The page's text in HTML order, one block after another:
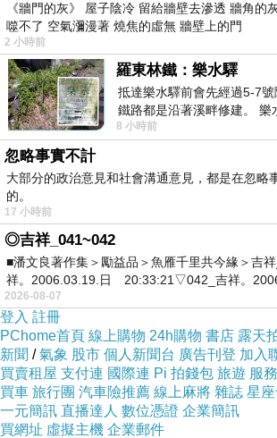
女孩天真的迷戀
德古拉嗜血而致命的永遠
她們到最後會懂的
不值得為了誰賠上一生
哪怕外面的夜晚 很冷
也比傷心更可以 容忍
彎彎的月光 照著維多利亞港
一個人的煙花 依然盛大而輝煌
世界地圖上
會有不期而遇的幸福
愛絕無冷場
彎彎的月光 照著人面獅身像
一個人的眺望 沒有了他更寬廣
《牆門的灰》 屋子陰冷 留給牆壁去滲透 牆角的
噬不了 空氣瀰漫著 燒焦的虛無 牆壁上的門
2 小時前
羅東林鐵：樂水驛
抵達樂水驛前會先經過5-7號
鐵路都是沿著溪畔修建。 樂
但因與臺鐵集集線車站同名
8 小時前
忽略事實不計
大部分的政治意見和社會溝通意見，都是在忽略
的。
17 小時前
◎吉祥_041~042
■潘文良著作集＞勵益品＞魚雁千里共今緣＞吉
祥。2006.03.19.日 20:33:21▽042_吉祥。
2026-08-07
登入 註冊
PChome首頁 線上購物 24h購物 書店 露天
新聞 /氣象 股市 個人新聞台 廣告刊登 加入
買賣租屋 支付連 國際連 Pi 拍錢包 旅遊 服
買車 旅行團 汽車險推薦 線上麻將 雜誌 星
一元簡訊 直播達人 數位憑證 企業簡訊
買網址 虛擬主機 企業郵件